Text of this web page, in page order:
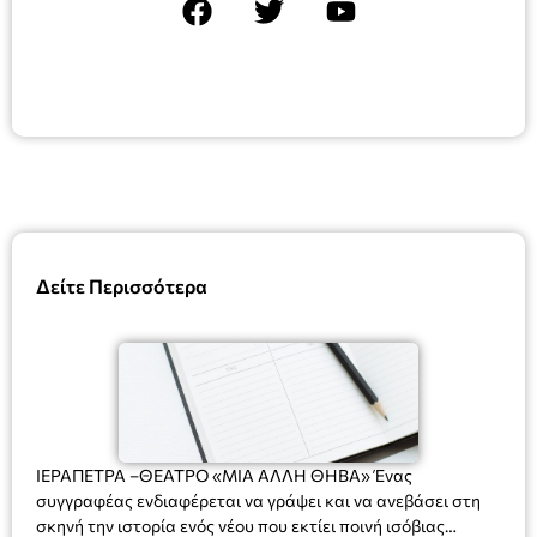
Δείτε Περισσότερα
ΙΕΡΑΠΕΤΡΑ –ΘΕΑΤΡΟ «ΜΙΑ ΑΛΛΗ ΘΗΒΑ» Ένας
συγγραφέας ενδιαφέρεται να γράψει και να ανεβάσει στη
σκηνή την ιστορία ενός νέου που εκτίει ποινή ισόβιας